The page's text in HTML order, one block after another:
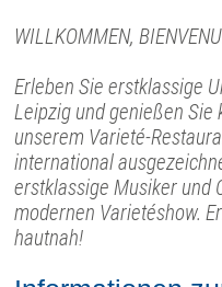
WILLKOMMEN,
Erleben Sie erstklassige
Leipzig und genießen
unserem Varieté-
international
erstklassige Musiker und
modernen Varietéshow.
hautnah!